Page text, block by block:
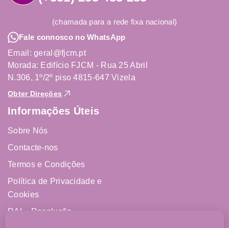
(chamada para a rede fixa nacional)
Fale connosco no WhatsApp
Email: geral@fjcm.pt
Morada: Edifício FJCM - Rua 25 Abril
N.306, 1º/2º piso 4815-647 Vizela
Obter Direções
Informações Úteis
Sobre Nós
Contacte-nos
Termos e Condições
Política de Privacidade e
Cookies
RAL - Resolução